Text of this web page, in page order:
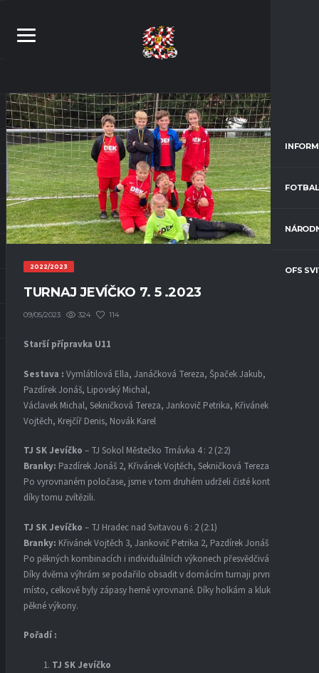
OFS
2022/2023
TURNAJ JEVÍČKO 7. 5 .2023
09/05/2023 324 114
Starší přípravka U11
Sestava : Vymlátilová Ella, Janáčková Tereza, Špaček Jakub,
Pazdírek Jonáš, Lipovský Michal,
Václavek Michal, Sekničková Tereza, Jankovič Petrika, Křivánek
Vojtěch, Krejčíř Denis, Novák Karel
TJ SK Jevíčko – TJ Sokol Městečko Trnávka 4 : 2 (2:2)
Branky: Pazdírek Jonáš 2, Křivánek Vojtěch, Sekničková Tereza
Po vyrovnaném poločase, jsme v tom druhém udrželi čisté konto a
díky tomu zvítězili.
TJ SK Jevíčko – TJ Hradec nad Svitavou 6 : 2 (2:1)
Branky: Křivánek Vojtěch 3, Jankovič Petrika 2, Pazdírek Jonáš
Po pěkných kombinacích i individuálních výkonech přesvědčivá výhra.
Díky dvěma výhrám se podařilo obsadit v domácím turnaji první
místo, celkově byly zápasy herně vyrovnané. Díky holkám a klukům za
pěkné výkony.
Pořadí :
TJ SK Jevíčko